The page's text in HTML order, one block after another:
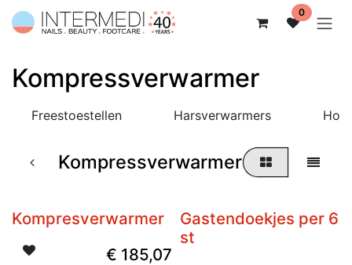
Overslaan naar inhoud 0
Kompressverwarmer
Freestoestellen Harsverwarmers
Kompressverwarmer
Kompresverwarmer
€ 185,07
Gastendoekjes per 6
st